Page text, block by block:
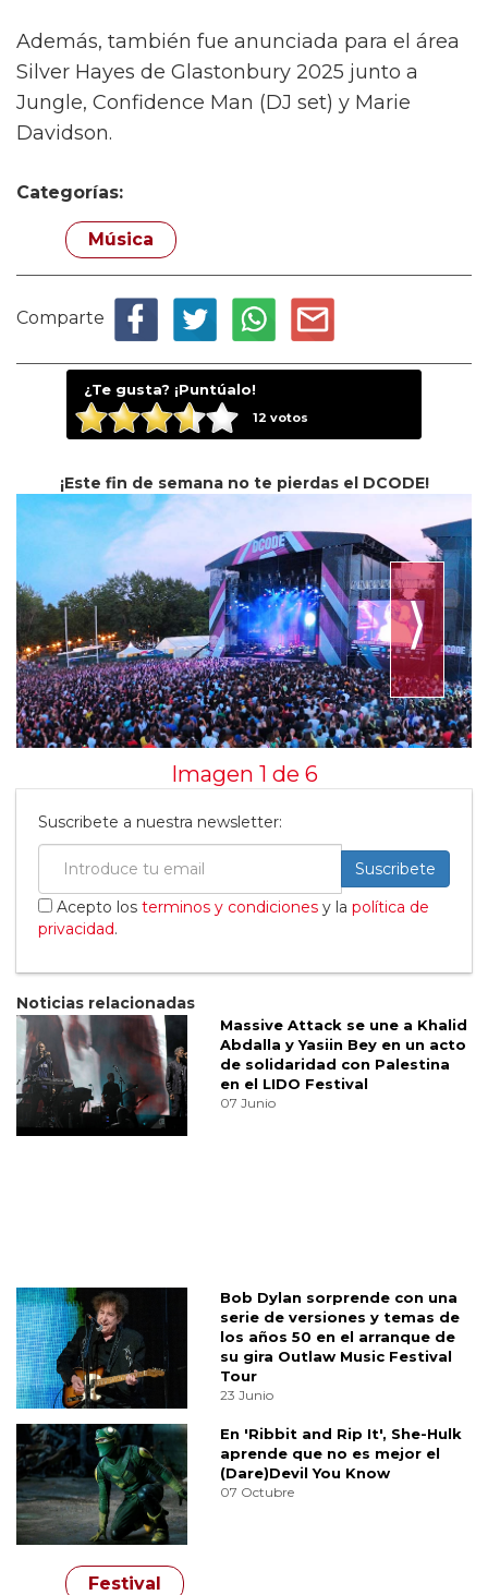
Además, también fue anunciada para el área
Silver Hayes de Glastonbury 2025 junto a
Jungle, Confidence Man (DJ set) y Marie
Davidson.
Categorías:
Música
Comparte
¿Te gusta? ¡Puntúalo!
12 votos
¡Este fin de semana no te pierdas el DCODE!
⟩
Imagen 1 de 6
Suscribete a nuestra newsletter:
Suscribete
Acepto los terminos y condiciones y la política de
privacidad.
Noticias relacionadas
Massive Attack se une a Khalid
Abdalla y Yasiin Bey en un acto
de solidaridad con Palestina
en el LIDO Festival
07 Junio
Bob Dylan sorprende con una
serie de versiones y temas de
los años 50 en el arranque de
su gira Outlaw Music Festival
Tour
23 Junio
En 'Ribbit and Rip It', She-Hulk
aprende que no es mejor el
(Dare)Devil You Know
07 Octubre
Festival